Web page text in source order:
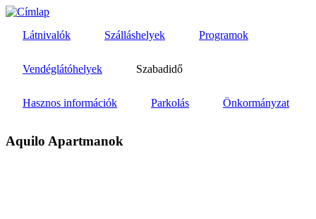
Ugrás
tartalomra
Látnivalók Szálláshelyek Programok
Vendéglátóhelyek Szabadidő
Hasznos információk Parkolás Önkormányzat
Aquilo Apartmanok